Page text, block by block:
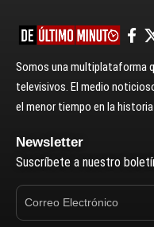
Somos una multiplataforma
televisivos. El medio
el menor tiempo en la
Newsletter
Suscríbete a nuestro